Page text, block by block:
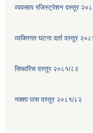
व्यवसाय रजिस्ट्रेशन दस्तूर
व्यक्तिगत घटना दर्ता दस्तूर
सिफारिस दस्तूर २०८१/८२
नक्शा पास दस्तूर २०८१/८२